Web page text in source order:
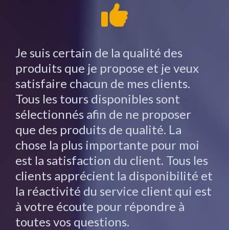
Je suis certain de la qualité des
produits que je propose et je veux
satisfaire chacun de mes clients.
Tous les tours disponibles sont
sélectionnés afin de ne proposer
que des produits de qualité. La
chose la plus importante pour moi
est la satisfaction du client. Tous les
clients apprécient la disponibilité et
la réactivité du service client qui est
à votre écoute pour répondre à
toutes vos questions.